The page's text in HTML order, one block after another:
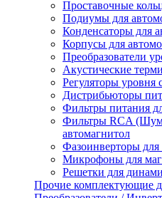
Проставочные
Подиумы для
Конденсаторы для
Корпусы для
Преобразователи
Акустические
Регуляторы уровня
Дистрибьюторы
Фильтры питания
Фильтры RCA
автомагнитол
Фазоинверторы для
Микрофоны для
Решетки для
Прочие комплектующие